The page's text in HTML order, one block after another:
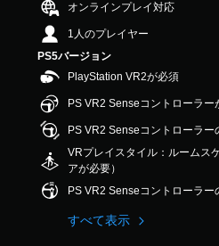
3
9
8
で
オンラインプレイ対応
1人のプレイヤー
PS5バージョン
PlayStation VR2が必須
PS VR2 Senseコントローラー
PS VR2 Senseコントローラー
VRプレイスタイル：ルームス
アが必要）
PS VR2 Senseコントローラ
すべて表示